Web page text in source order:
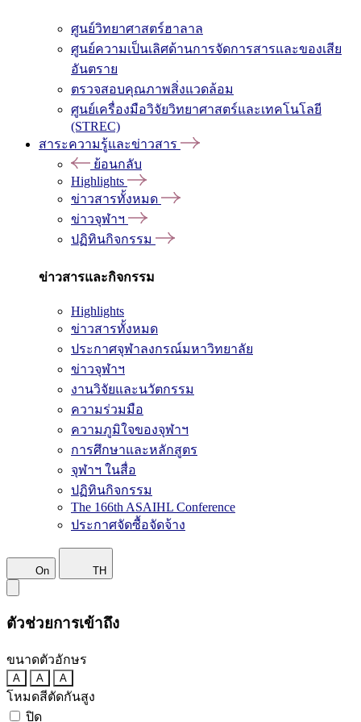
ศูนย์วิทยาศาสตร์ฮาลาล
ศูนย์ความเป็นเลิศด้านการจัดการสารและของเสีย
อันตราย
ตรวจสอบคุณภาพสิ่งแวดล้อม
ศูนย์เครื่องมือวิจัยวิทยาศาสตร์และเทคโนโลยี
(STREC)
สาระความรู้และข่าวสาร
ย้อนกลับ
Highlights
ข่าวสารทั้งหมด
ข่าวจุฬาฯ
ปฏิทินกิจกรรม
ข่าวสารและกิจกรรม
Highlights
ข่าวสารทั้งหมด
ประกาศจุฬาลงกรณ์มหาวิทยาลัย
ข่าวจุฬาฯ
งานวิจัยและนวัตกรรม
ความร่วมมือ
ความภูมิใจของจุฬาฯ
การศึกษาและหลักสูตร
จุฬาฯ ในสื่อ
ปฏิทินกิจกรรม
The 166th ASAIHL Conference
ประกาศจัดซื้อจัดจ้าง
On TH
ตัวช่วยการเข้าถึง
ขนาดตัวอักษร
A A A
โหมดสีตัดกันสูง
ปิด